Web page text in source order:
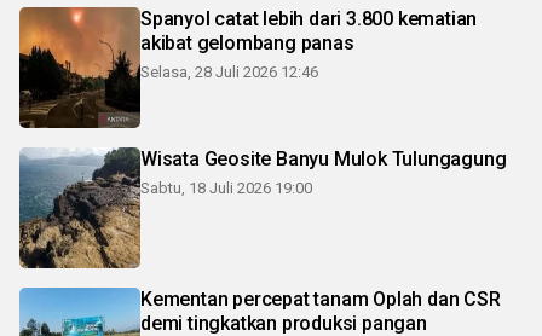
Spanyol catat lebih dari 3.800 kematian
akibat gelombang panas
Selasa, 28 Juli 2026 12:46
Wisata Geosite Banyu Mulok Tulungagung
Sabtu, 18 Juli 2026 19:00
Kementan percepat tanam Oplah dan CSR
demi tingkatkan produksi pangan